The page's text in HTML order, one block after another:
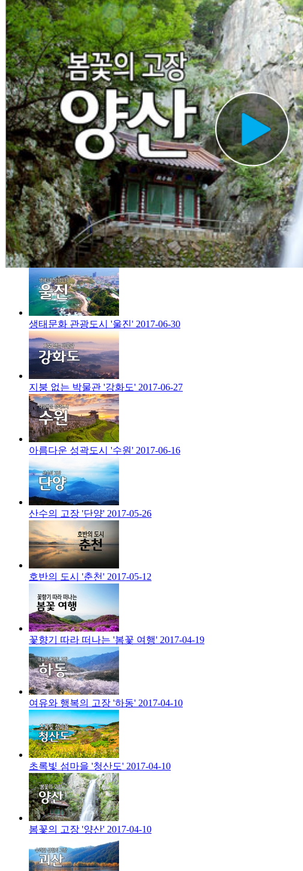
생태문화 관광도시 '울진' 2017-06-30
지붕 없는 박물관 '강화도' 2017-06-27
아름다운 성곽도시 '수원' 2017-06-16
산수의 고장 '단양' 2017-05-26
호반의 도시 '춘천' 2017-05-12
꽃향기 따라 떠나는 '봄꽃 여행' 2017-04-19
여유와 행복의 고장 '하동' 2017-04-10
초록빛 섬마을 '청산도' 2017-04-10
봄꽃의 고장 '양산' 2017-04-10